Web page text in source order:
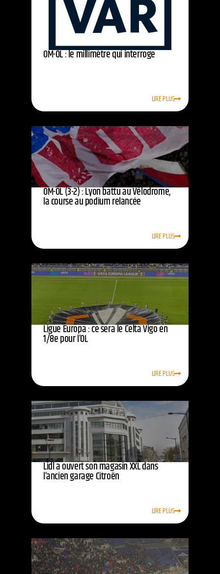
OM-OL : le millimètre qui interroge
LIRE PLUS
OM-OL (3-2) : Lyon battu au Vélodrome,
la course au podium relancée
LIRE PLUS
Ligue Europa : ce sera le Celta Vigo en
1/8e pour l’OL
LIRE PLUS
Lidl a ouvert son magasin XXL dans
l’ancien garage Citroën
LIRE PLUS